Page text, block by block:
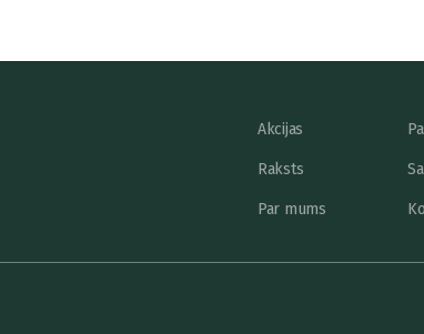
Akcijas
Raksts
Par mums